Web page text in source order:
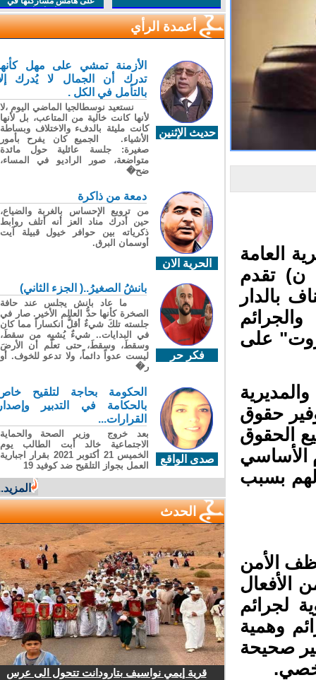
العامة
ن) تقدم
بالدار
على
حقوق
الحقوق
الأساسي
بسبب
الأمن
الأفعال
لجرائم
وهمية
صحيحة
مهرجان افران
أعمدة الرأي
حديث الإثنين
الأزمنة تمشي على مهل كأنها
تدرك أن الجمال لا يُدرك إلا
بالتأمل في الكل .
نستعيد نوسطالجيا الماضي اليوم ،لا
لأنها كانت خالية من المتاعب، بل لأنها
كانت مليئة بالدفء والاختلاف وبساطة
الأشياء. الجميع كان يفرح بأمور
صغيرة: جلسة عائلية حول مائدة
متواضعة، صور الراديو في المساء،
ضح�
الحرية الان
دمعة من ذاكرة
من ترويع الإحساس بالغربة والضياع،
حين أدرك مناد العز أنه أتلف روابط
ذكرياته بين حوافر خيول قبيلة آيت
أوسمان البرق.
فكر حر
بانشُ الصغيرُ..( الجزء الثاني)
ما عاد بانش يجلس عند حافة
الصخرة كأنها حدُّ العالم الأخير. صار في
جلسته تلكَ شيءٌ أقلُّ انكساراً مما كان
في البدايات.. شيءٌ يُشبِه من سقطَ،
وسقطَ، وسقطَ، حتى تعلّم أن الأرضَ
ليست عدواً دائماً، ولا تدعو للخوف. أو
ر�
صدى الواقع
الحكومة بحاجة لتلقيح خاص
بالحكامة في التدبير وإصدار
القرارات...
بعد خروج وزير الصحة والحماية
الاجتماعية خالد أبت الطالب يوم
الخميس 21 أكتوبر 2021 بقرار اجبارية
العمل بجواز التلقيح ضد كوفيد 19
المزيد...
الحدث
قرية إيمي نواسيف بتارودانت تتحول الى عرس